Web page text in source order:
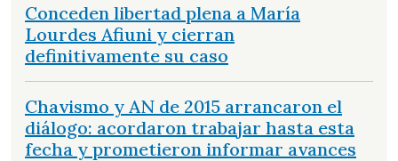
Conceden libertad plena a María
Lourdes Afiuni y cierran
definitivamente su caso
Chavismo y AN de 2015 arrancaron el
diálogo: acordaron trabajar hasta esta
fecha y prometieron informar avances